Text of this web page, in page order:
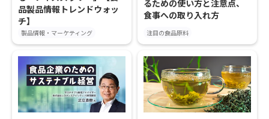
品製品情報トレンドウォッ
チ】
製品情報・マーケティング
るための使い方と注意点、
食事への取り入れ方
注目の食品原料